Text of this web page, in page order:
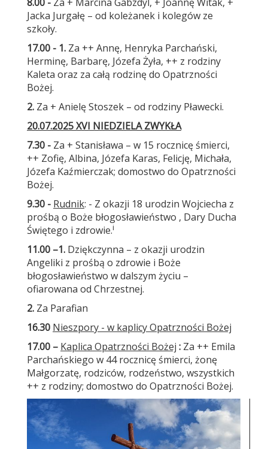
Jacka Jurgałę – od koleżanek i kolegów ze
szkoły.
17.00 - 1. Za ++ Annę, Henryka Parchański,
Herminę, Barbarę, Józefa Żyła, ++ z rodziny
Kaleta oraz za całą rodzinę do Opatrzności
Bożej.
2. Za + Anielę Stoszek – od rodziny Pławecki.
20.07.2025 XVI NIEDZIELA ZWYKŁA
7.30 - Za + Stanisława – w 15 rocznicę śmierci,
++ Zofię, Albina, Józefa Karas, Felicję, Michała,
Józefa Kaźmierczak; domostwo do Opatrzności
Bożej.
9.30 - Rudnik: - Z okazji 18 urodzin Wojciecha z
prośbą o Boże błogosławieństwo , Dary Ducha
Świętego i zdrowie.i
11.00 –1. Dziękczynna – z okazji urodzin
Angeliki z prośbą o zdrowie i Boże
błogosławieństwo w dalszym życiu –
ofiarowana od Chrzestnej.
2. Za Parafian
16.30 Nieszpory - w kaplicy Opatrzności Bożej
17.00 – Kaplica Opatrzności Bożej : Za ++ Emila
Parchańskiego w 44 rocznicę śmierci, żonę
Małgorzatę, rodziców, rodzeństwo, wszystkich
++ z rodziny; domostwo do Opatrzności Bożej.